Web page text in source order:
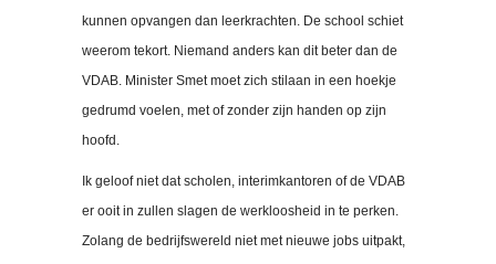
kunnen opvangen dan leerkrachten. De school schiet
weerom tekort. Niemand anders kan dit beter dan de
VDAB. Minister Smet moet zich stilaan in een hoekje
gedrumd voelen, met of zonder zijn handen op zijn
hoofd.
Ik geloof niet dat scholen, interimkantoren of de VDAB
er ooit in zullen slagen de werkloosheid in te perken.
Zolang de bedrijfswereld niet met nieuwe jobs uitpakt,